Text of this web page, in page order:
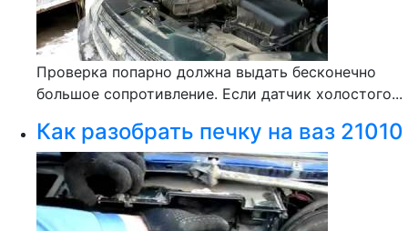
Проверка попарно должна выдать бесконечно
большое сопротивление. Если датчик холостого...
Как разобрать печку на ваз 21010